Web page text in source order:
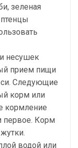
зеленая
несушек
прием пищи
Следующие
корм или
кормление
первое. Корм
водой или